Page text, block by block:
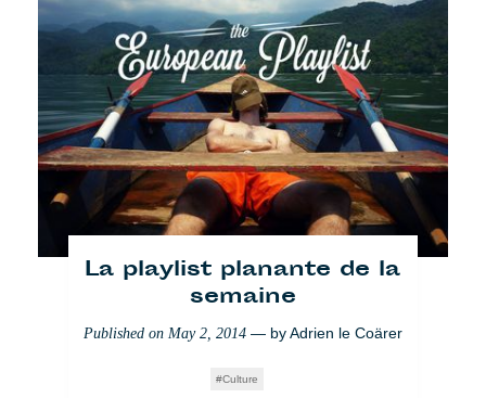
La playlist planante de la
semaine
Published on May 2, 2014— byAdrien le Coärer
Culture